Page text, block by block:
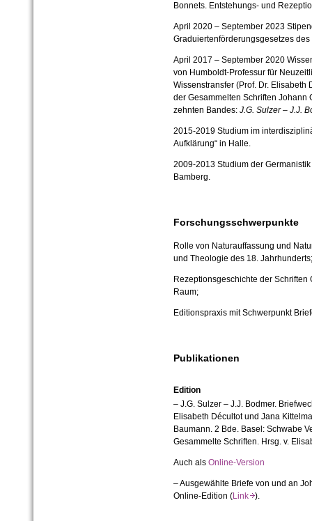
Bonnets. Entstehungs- und
April 2020 – September 2023
Graduiertenförderungsgesetzes
April 2017 – September 2020
von Humboldt-Professur für
Wissenstransfer (Prof. Dr.
der Gesammelten Schriften Johann
zehnten Bandes: J.G. Sulzer – J.J.
2015-2019 Studium im
Aufklärung“ in Halle.
2009-2013 Studium der
Bamberg.
Forschungsschwerpunkte
Rolle von Naturauffassung und
und Theologie des 18. Jahrhunderts;
Rezeptionsgeschichte der
Raum;
Editionspraxis mit Schwerpunkt
Publikationen
Edition
– J.G. Sulzer – J.J. Bodmer.
Elisabeth Décultot und Jana
Baumann. 2 Bde. Basel: Schwabe
Gesammelte Schriften. Hrsg. v.
Auch als Online-Version
– Ausgewählte Briefe von und an
Online-Edition (Link).